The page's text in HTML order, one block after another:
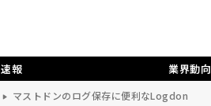
速報 業界動向
マストドンのログ保存に便利なLogdon